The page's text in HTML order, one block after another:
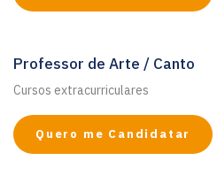
Professor de Arte / Canto
Cursos extracurriculares
Quero me Candidatar